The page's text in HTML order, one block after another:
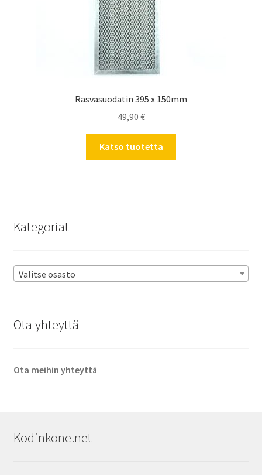
Rasvasuodatin 395 x 150mm
49,90 €
Katso tuotetta
Kategoriat
Valitse osasto
Ota yhteyttä
Ota meihin yhteyttä
Kodinkone.net